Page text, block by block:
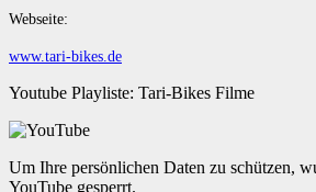
Webseite:
www.tari-bikes.de
Youtube Playliste: Tari-Bikes Filme
Um Ihre persönlichen Daten zu schützen,
YouTube gesperrt.